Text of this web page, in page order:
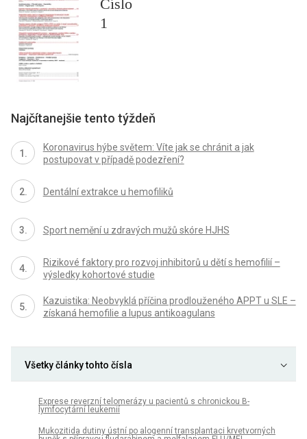
Číslo
1
Najčítanejšie tento týždeň
Koronavirus hýbe světem: Víte jak se chránit a jak
postupovat v případě podezření?
Dentální extrakce u hemofiliků
Sport nemění u zdravých mužů skóre HJHS
Rizikové faktory pro rozvoj inhibitorů u dětí s hemofilií –
výsledky kohortové studie
Kazuistika: Neobvyklá příčina prodlouženého APPT u SLE –
získaná hemofilie a lupus antikoagulans
Všetky články tohto čísla
Exprese reverzní telomerázy u pacientů s chronickou B-
lymfocytární leukemií
Mukozitida dutiny ústní po alogenní transplantaci krvetvorných